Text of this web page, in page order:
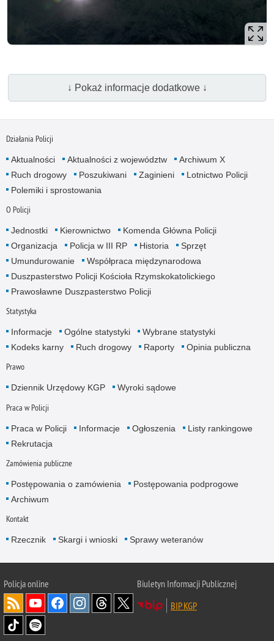
↓ Pokaż informacje dodatkowe ↓
Działania Policji
Aktualności Aktualności z województw
Archiwum X
Ruch drogowy
Poszukiwani Zaginieni
Lotnictwo Policji
Polemiki i sprostowania
O Policji
Jednostki Kierownictwo
Komenda Główna Policji
Organizacja
Policja w III RP Historia
Sprzęt
Umundurowanie
Współpraca międzynarodowa
Duszpasterstwo Policji Kościoła Rzymskokatolickiego
Prawosławne Duszpasterstwo Policji
Statystyka
Informacje Ogólne statystyki
Wybrane statystyki
Kodeks karny
Ruch drogowy Raporty Opinia publiczna
Prawo
Dziennik Urzędowy KGP Wyroki sądowe
Praca w Policji
Praca w Policji Informacje Ogłoszenia
Listy rankingowe
Rekrutacja
Zamówienia publiczne
Postępowania o zamówienia
Postępowania podprogowe
Archiwum
Kontakt
Rzecznik Skargi i wnioski Sprawy weteranów
Policjaonline
Biuletyn Informacji Publicznej
BIP KGP